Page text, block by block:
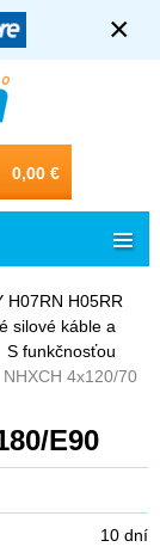
×
0,00 €
H07RN H05RR
silové káble a
S funkčnosťou
NHXCH 4x120/70
E90
10 dní